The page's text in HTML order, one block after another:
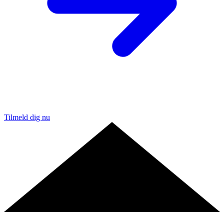
Tilmeld dig nu